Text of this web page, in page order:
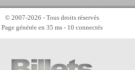
© 2007-2026 - Tous droits réservés
Page générée en 35 ms - 10 connectés